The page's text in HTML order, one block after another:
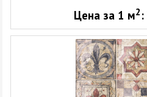
Цена за 1 м2 :